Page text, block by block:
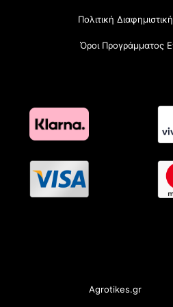
Πολιτική
Όροι Προγράμματος
Agrotikes.gr